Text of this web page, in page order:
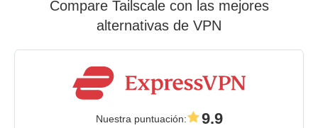
Compare Tailscale con las mejores
alternativas de VPN
Nuestra puntuación: 9.9